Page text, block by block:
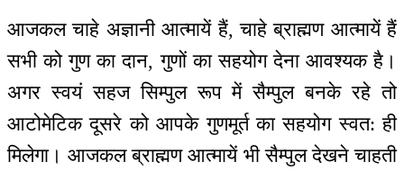
आजकल चाहे अज्ञानी आत्मायें हैं, चाहे ब्राह्मण आत्मायें हैं
सभी को गुण का दान, गुणों का सहयोग देना आवश्यक है।
अगर स्वयं सहज सिम्पुल रूप में सैम्पुल बनके रहे तो
आटोमेटिक दूसरे को आपके गुणमूर्त का सहयोग स्वत: ही
मिलेगा। आजकल ब्राह्मण आत्मायें भी सैम्पुल देखने चाहती